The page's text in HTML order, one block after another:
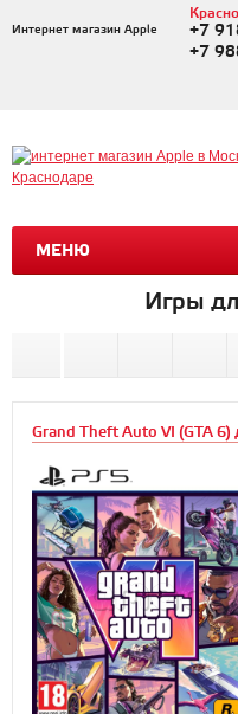
Интернет магазин Apple
+7
+7
МЕНЮ
Игры
Grand Theft Auto VI (GTA 6)